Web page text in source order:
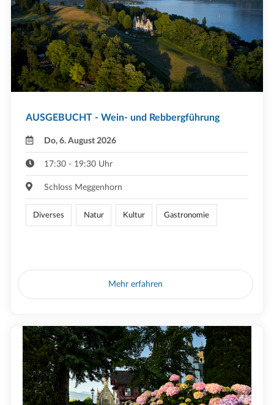
AUSGEBUCHT - Wein- und Rebbergführung
Do, 6. August 2026
17:30 - 19:30 Uhr
Schloss Meggenhorn
Diverses Natur Kultur Gastronomie
Mehr erfahren